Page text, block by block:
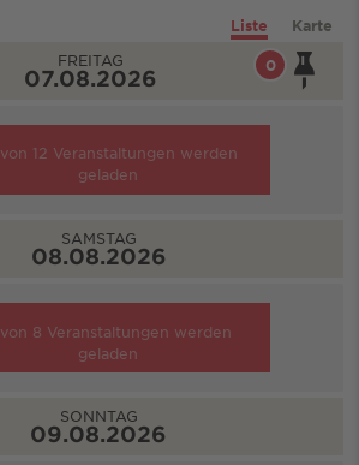
Liste Karte
0
FREITAG
07.08.2026
von 12 Veranstaltungen werden
geladen
SAMSTAG
08.08.2026
von 8 Veranstaltungen werden
geladen
SONNTAG
09.08.2026